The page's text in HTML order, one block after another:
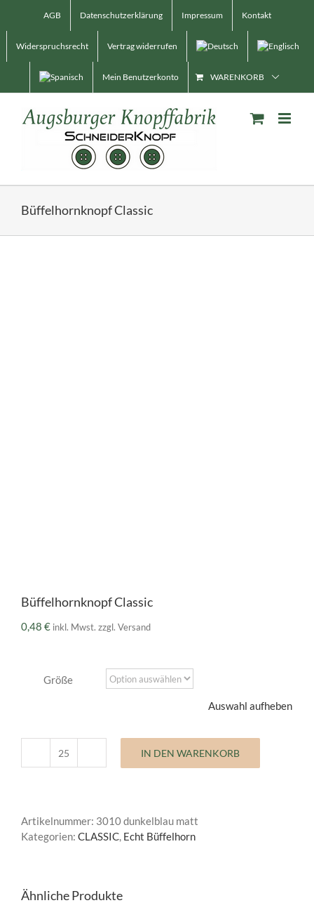
AGB Datenschutzerklärung Impressum Kontakt
Widerspruchsrecht Vertrag widerrufen
Mein Benutzerkonto WARENKORB
Büffelhornknopf Classic
Büffelhornknopf Classic
0,48 € inkl. Mwst. zzgl. Versand
Größe
Auswahl aufheben
Büffelhornknopf
IN DEN WARENKORB
Artikelnummer: 3010 dunkelblau matt
Kategorien: CLASSIC, Echt Büffelhorn
Ähnliche Produkte